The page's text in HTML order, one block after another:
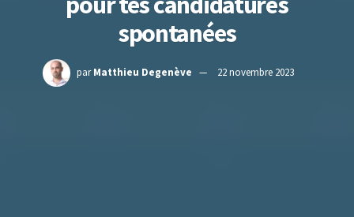
spontanées
par Matthieu Degenève 22 novembre 2023